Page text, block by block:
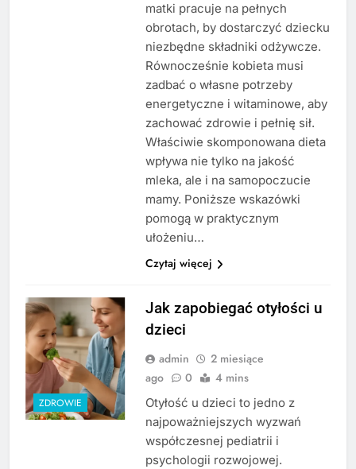
matki pracuje na pełnych
obrotach, by dostarczyć dziecku
niezbędne składniki odżywcze.
Równocześnie kobieta musi
zadbać o własne potrzeby
energetyczne i witaminowe, aby
zachować zdrowie i pełnię sił.
Właściwie skomponowana dieta
wpływa nie tylko na jakość
mleka, ale i na samopoczucie
mamy. Poniższe wskazówki
pomogą w praktycznym
ułożeniu…
Czytaj więcej
ZDROWIE
Jak zapobiegać otyłości u
dzieci
admin
2 miesiące
ago
0 4 mins
Otyłość u dzieci to jedno z
najpoważniejszych wyzwań
współczesnej pediatrii i
psychologii rozwojowej.